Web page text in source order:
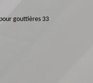
gouttières 33